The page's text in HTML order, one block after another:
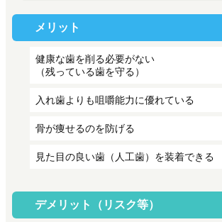
メリット
健康な歯を削る必要がない
（残っている歯を守る）
入れ歯よりも咀嚼能力に優れている
骨が痩せるのを防げる
見た目の良い歯（人工歯）を装着できる
デメリット（リスク等）